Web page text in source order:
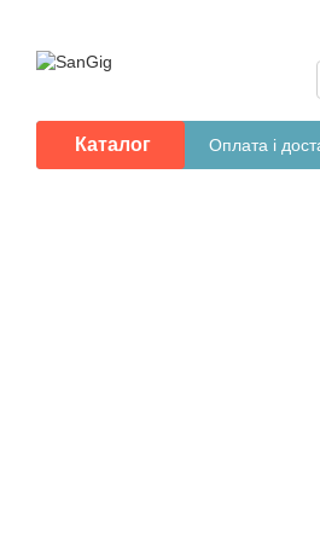
Каталог Оплата і